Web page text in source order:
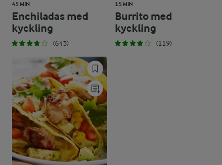
45 MIN
Enchiladas med
kyckling
(643)
15 MIN
Burrito med
kyckling
(119)